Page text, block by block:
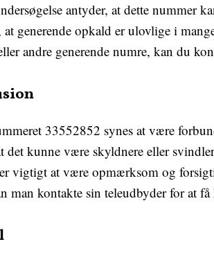
antyder, at dette nummer
generende opkald er ulovlige i
andre generende numre, kan du
33552852 synes at være
det kunne være skyldnere eller
vigtigt at være opmærksom og
man kontakte sin teleudbyder for at